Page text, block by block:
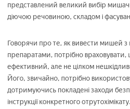
представлений великий вибір
діючою речовиною, складом і
Говорячи про те, як вивести мишей з
препаратами, потрібно враховувати,
ефективний, але не цілком
Його, звичайно, потрібно
дотримуючись покладені заходи
інструкції конкретного отрутохімікату.